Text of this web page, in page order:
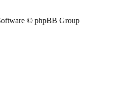
© phpBB Group